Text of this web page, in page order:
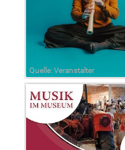
Quelle: Veranstalter